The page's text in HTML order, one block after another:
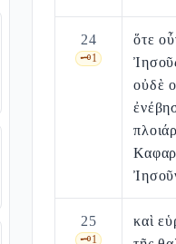
24
🗝️1
ὅτε
οὐδὲ
25
🗝️1
καὶ